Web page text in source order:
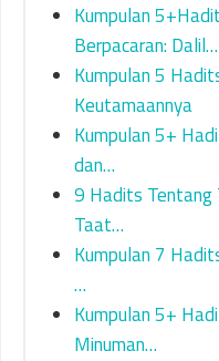
Kumpulan
Berpacaran: Dalil…
Kumpulan 5
Keutamaannya
Kumpulan 5+
dan…
9 Hadits Tentang
Taat…
Kumpulan 7
…
Kumpulan 5+
Minuman…